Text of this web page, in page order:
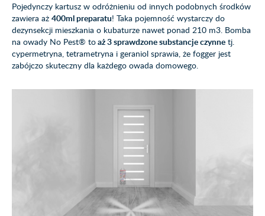
Pojedynczy kartusz w odróżnieniu od innych podobnych środków
zawiera aż 400ml preparatu! Taka pojemność wystarczy do
dezynsekcji mieszkania o kubaturze nawet ponad 210 m3. Bomba
na owady No Pest® toaż 3 sprawdzone substancje czynne tj.
cypermetryna, tetrametryna i geraniol sprawia, że fogger jest
zabójczo skuteczny dla każdego owada domowego.